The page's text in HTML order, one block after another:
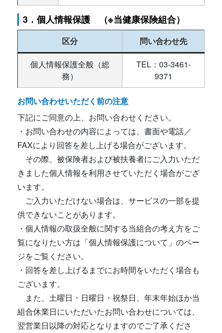
3．個人情報保護 （※当健康保険組合）
区分 問い合わせ先
個人情報保護全般（総
務）
TEL：03-3461-
9371
お問い合わせいただく前の注意
下記にご同意の上、お問い合わせください。
・お問い合わせの内容によっては、書面や電話／
FAXにより回答を差し上げる場合がございます。
その際、被保険者および被扶養者にご入力いただ
きました個人情報を利用させていただく場合がござ
います。
ご入力いただけない場合は、サービスの一部を提
供できないことがあります。
・個人情報の取扱全般に関する当組合の考え方をご
覧になりたい方は「個人情報保護について」のペー
ジをご覧ください。
・回答を差し上げるまでにお時間をいただく場合も
ございます。
また、土曜日・日曜日・祝祭日、年末年始ほか当
組合休業日にいただいたお問い合わせについては、
翌営業日以降の対応となりますのでご了承くださ